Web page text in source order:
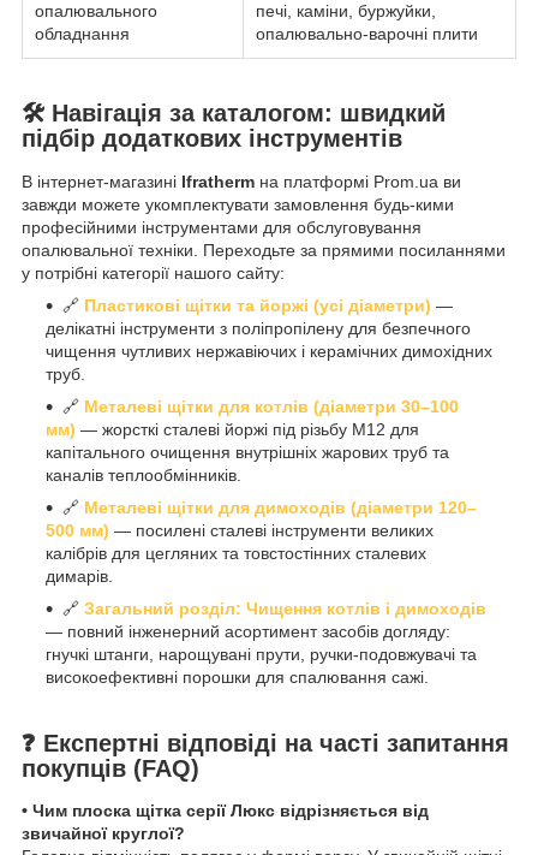
опалювального
обладнання
печі, каміни, буржуйки,
опалювально-варочні плити
🛠️ Навігація за каталогом: швидкий
підбір додаткових інструментів
В інтернет-магазині Ifratherm на платформі Prom.ua ви
завжди можете укомплектувати замовлення будь-кими
професійними інструментами для обслуговування
опалювальної техніки. Переходьте за прямими посиланнями
у потрібні категорії нашого сайту:
🔗 Пластикові щітки та йоржі (усі діаметри) —
делікатні інструменти з поліпропілену для безпечного
чищення чутливих нержавіючих і керамічних димохідних
труб.
🔗 Металеві щітки для котлів (діаметри 30–100
мм) — жорсткі сталеві йоржі під різьбу М12 для
капітального очищення внутрішніх жарових труб та
каналів теплообмінників.
🔗 Металеві щітки для димоходів (діаметри 120–
500 мм) — посилені сталеві інструменти великих
калібрів для цегляних та товстостінних сталевих
димарів.
🔗 Загальний розділ: Чищення котлів і димоходів
— повний інженерний асортимент засобів догляду:
гнучкі штанги, нарощувані прути, ручки-подовжувачі та
високоефективні порошки для спалювання сажі.
❓ Експертні відповіді на часті запитання
покупців (FAQ)
• Чим плоска щітка серії Люкс відрізняється від
звичайної круглої?